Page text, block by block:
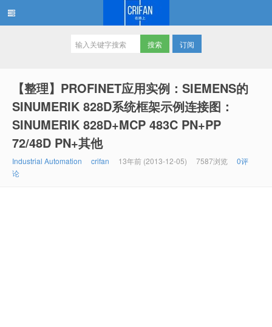
订阅
【整理】PROFINET应用实例：SIEMENS的
SINUMERIK 828D系统框架示例连接图：
SINUMERIK 828D+MCP 483C PN+PP
72/48D PN+其他
Industrial Automation crifan 13年前 (2013-12-05) 7587浏览
0评
论